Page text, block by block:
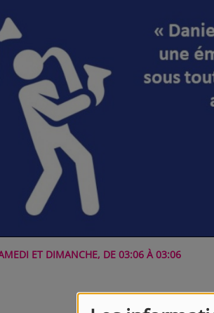
ET DIMANCHE, DE 03:06 À 03:06